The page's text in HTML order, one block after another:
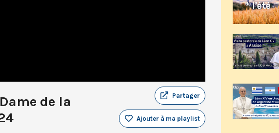
de la
Partager
Ajouter à ma playlist